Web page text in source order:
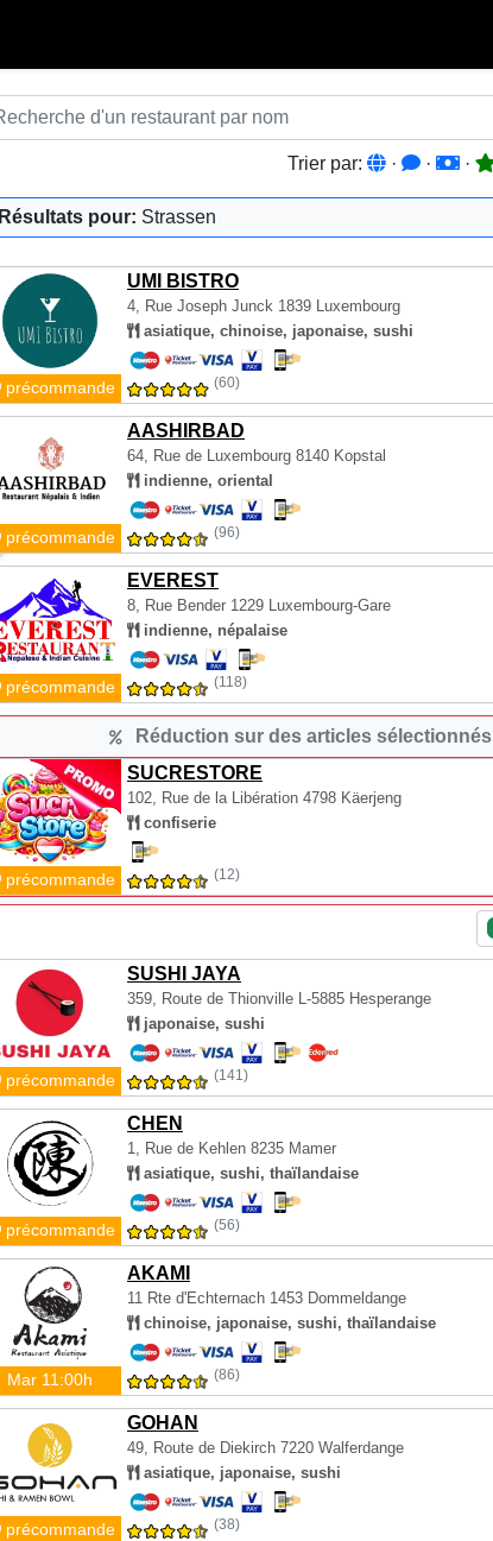
Trier par: · · ·
Résultats pour: Strassen
UMI BISTRO
4, Rue Joseph Junck 1839 Luxembourg
asiatique, chinoise, japonaise, sushi
précommande (60)
AASHIRBAD
64, Rue de Luxembourg 8140 Kopstal
indienne, oriental
précommande (96)
EVEREST
8, Rue Bender 1229 Luxembourg-Gare
indienne, népalaise
précommande (118)
Réduction sur des articles sélectionnés
SUCRESTORE
102, Rue de la Libération 4798 Käerjeng
confiserie
précommande (12)
SUSHI JAYA
359, Route de Thionville L-5885 Hesperange
japonaise, sushi
précommande (141)
CHEN
1, Rue de Kehlen 8235 Mamer
asiatique, sushi, thaïlandaise
précommande (56)
AKAMI
11 Rte d'Echternach 1453 Dommeldange
chinoise, japonaise, sushi, thaïlandaise
Mar 11:00h (86)
GOHAN
49, Route de Diekirch 7220 Walferdange
asiatique, japonaise, sushi
précommande (38)